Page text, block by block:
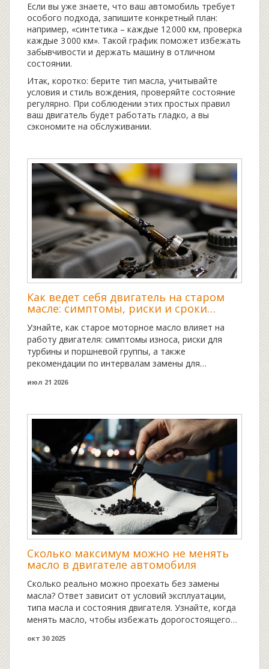
Если вы уже знаете, что ваш автомобиль требует
особого подхода, запишите конкретный план:
например, «синтетика – каждые 12 000 км, проверка
каждые 3 000 км». Такой график поможет избежать
забывчивости и держать машину в отличном
состоянии.
Итак, коротко: берите тип масла, учитывайте
условия и стиль вождения, проверяйте состояние
регулярно. При соблюдении этих простых правил
ваш двигатель будет работать гладко, а вы
сэкономите на обслуживании.
Как ведет себя двигатель на старом
масле: симптомы, риски и сроки
Узнайте, как старое моторное масло влияет на
работу двигателя: симптомы износа, риски для
турбины и поршневой группы, а также
рекомендации по интервалам замены для
июл 21 2026
Сколько максимум можно не менять
масло в двигателе автомобиля
Сколько реально можно проехать без замены
масла? Ответ зависит от условий эксплуатации,
типа масла и состояния двигателя. Узнайте, когда
менять масло, чтобы избежать дорогостоящего
окт 30 2025